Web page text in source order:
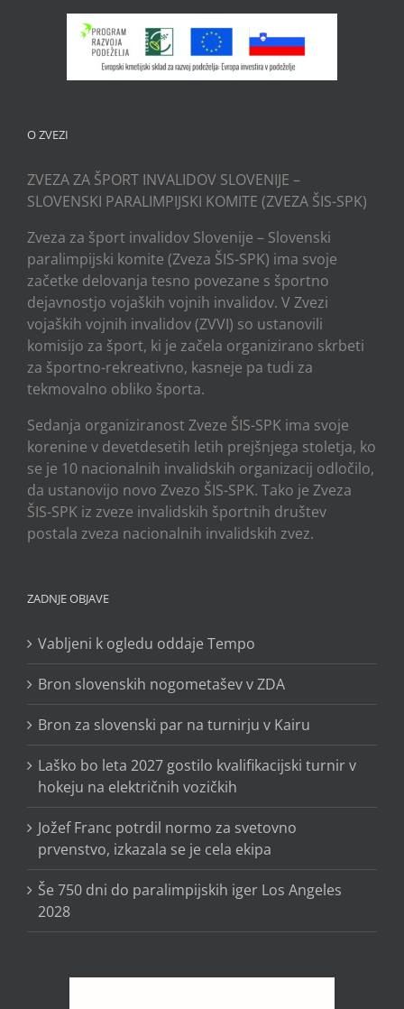
O ZVEZI
ZVEZA ZA ŠPORT INVALIDOV SLOVENIJE –
SLOVENSKI PARALIMPIJSKI KOMITE (ZVEZA ŠIS-SPK)
Zveza za šport invalidov Slovenije – Slovenski
paralimpijski komite (Zveza ŠIS-SPK) ima svoje
začetke delovanja tesno povezane s športno
dejavnostjo vojaških vojnih invalidov. V Zvezi
vojaških vojnih invalidov (ZVVI) so ustanovili
komisijo za šport, ki je začela organizirano skrbeti
za športno-rekreativno, kasneje pa tudi za
tekmovalno obliko športa.
Sedanja organiziranost Zveze ŠIS-SPK ima svoje
korenine v devetdesetih letih prejšnjega stoletja, ko
se je 10 nacionalnih invalidskih organizacij odločilo,
da ustanovijo novo Zvezo ŠIS-SPK. Tako je Zveza
ŠIS-SPK iz zveze invalidskih športnih društev
postala zveza nacionalnih invalidskih zvez.
ZADNJE OBJAVE
Vabljeni k ogledu oddaje Tempo
Bron slovenskih nogometašev v ZDA
Bron za slovenski par na turnirju v Kairu
Laško bo leta 2027 gostilo kvalifikacijski turnir v
hokeju na električnih vozičkih
Jožef Franc potrdil normo za svetovno
prvenstvo, izkazala se je cela ekipa
Še 750 dni do paralimpijskih iger Los Angeles
2028